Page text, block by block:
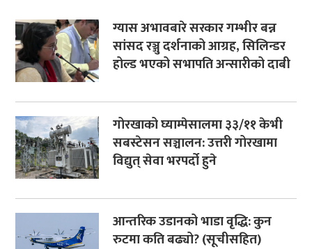
ग्यास अभावबारे सरकार गम्भीर बन्न
सांसद रञ्जु दर्शनाको आग्रह, सिलिन्डर
होल्ड भएको सभापति अन्सारीको दाबी
गोरखाको घ्याम्पेसालमा ३३/११ केभी
सबस्टेसन सञ्चालन: उत्तरी गोरखामा
विद्युत् सेवा भरपर्दो हुने
आन्तरिक उडानको भाडा वृद्धि: कुन
रुटमा कति बढ्यो? (सूचीसहित)